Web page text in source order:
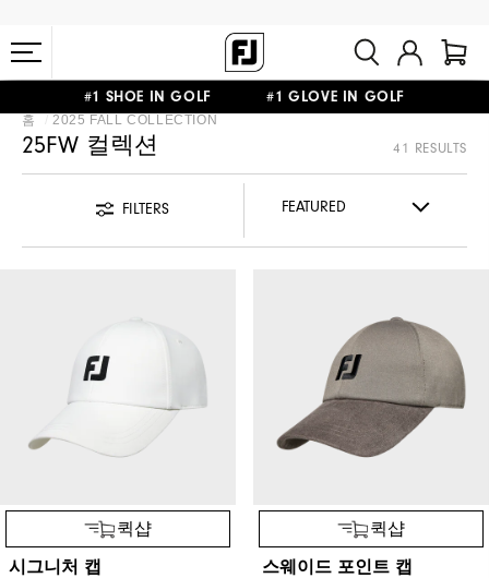
#1 SHOE IN GOLF #1 GLOVE IN GOLF
10만원 이상 구매 시 배송·반품 무료
홈 2025 FALL COLLECTION
25FW 컬렉션 41 RESULTS
FILTERS
퀵샵
시그니처 캡
퀵샵
스웨이드 포인트 캡